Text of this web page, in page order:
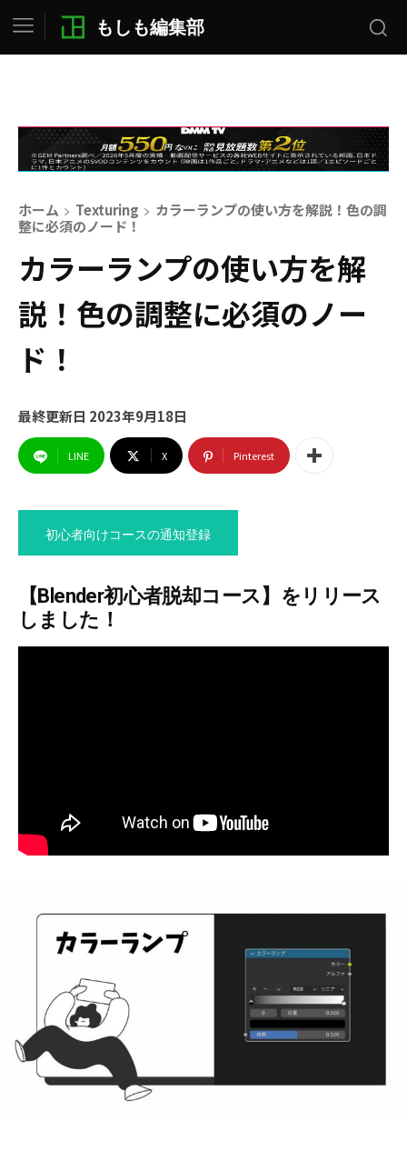
これで一気にレベルアップ！
Blender初心者を一気に脱却するための知識・テクニ
くことに重点を置いており、自分の技術として身に
つくように設計しました！
コース内で困ったこともすぐ質問できるようになって
いますので、いつでもご相談ください！
では、皆さんとコース内でお会いできるのを楽しみ
にしております！
もしも編集部
ホーム Texturing
カラーランプの使い方を解説！色の調
整に必須のノード！
カラーランプの使い方を解
説！色の調整に必須のノー
ド！
最終更新日 2023年9月18日
LINE X Pinterest
初心者向けコースの通知登録
【Blender初心者脱却コース】をリリース
しました！